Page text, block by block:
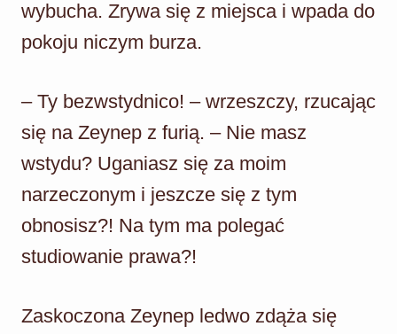
wybucha. Zrywa się z miejsca i wpada do
pokoju niczym burza.
– Ty bezwstydnico! – wrzeszczy, rzucając
się na Zeynep z furią. – Nie masz
wstydu? Uganiasz się za moim
narzeczonym i jeszcze się z tym
obnosisz?! Na tym ma polegać
studiowanie prawa?!
Zaskoczona Zeynep ledwo zdąża się